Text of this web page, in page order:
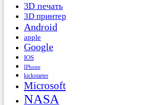
3D печать
3D принтер
Android
apple
Google
IOS
IPhone
kickstarter
Microsoft
NASA